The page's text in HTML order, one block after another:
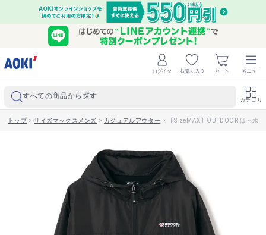
すべての商品から探す カテゴリ
トップ>サイズマックスメンズ > カジュアルアウター > 【SizeMAX】OUTDOOR はっ水